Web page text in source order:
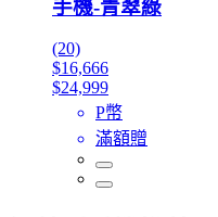
手機-青翠綠
(20)
$16,666
$24,999
P幣
滿額贈